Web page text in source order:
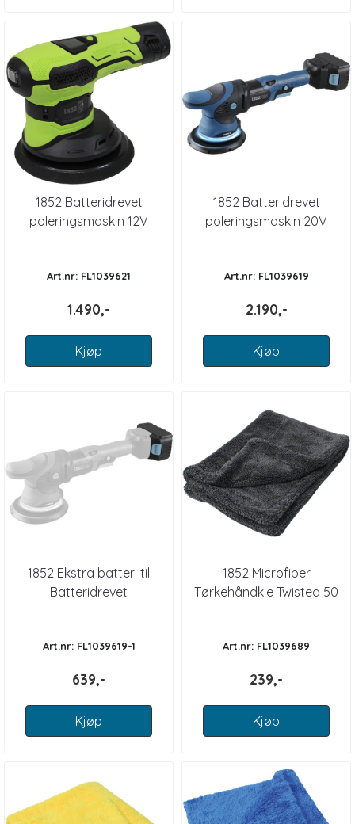
1852 Batteridrevet
poleringsmaskin 12V
Art.nr: FL1039621
1.490,-
Kjøp
1852 Batteridrevet
poleringsmaskin 20V
Art.nr: FL1039619
2.190,-
Kjøp
1852 Ekstra batteri til
Batteridrevet
Art.nr: FL1039619-1
639,-
Kjøp
1852 Microfiber
Tørkehåndkle Twisted 50
Art.nr: FL1039689
239,-
Kjøp